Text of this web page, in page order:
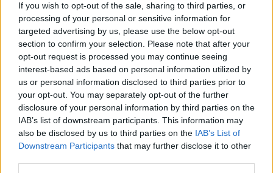
If you wish to opt-out of the sale, sharing to third parties, or
processing of your personal or sensitive information for
targeted advertising by us, please use the below opt-out
section to confirm your selection. Please note that after your
opt-out request is processed you may continue seeing
interest-based ads based on personal information utilized by
us or personal information disclosed to third parties prior to
your opt-out. You may separately opt-out of the further
disclosure of your personal information by third parties on the
IAB’s list of downstream participants. This information may
also be disclosed by us to third parties on the IAB’s List of
Downstream Participants that may further disclose it to other
Άννα Βίσση ΔΗΜΗΤΡΑ ΚΟΥΣΤΑ
ΔΙΑΒΑΣΤΕ
ΠΕΡΙΣΣΟΤΕΡΑ